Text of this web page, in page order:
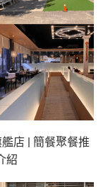
店 | 簡餐聚餐推
紹